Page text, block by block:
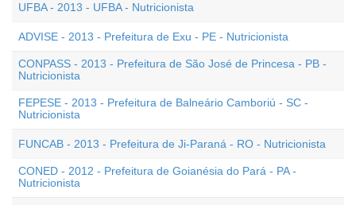
UFBA - 2013 - UFBA - Nutricionista
ADVISE - 2013 - Prefeitura de Exu - PE - Nutricionista
CONPASS - 2013 - Prefeitura de São José de Princesa - PB -
Nutricionista
FEPESE - 2013 - Prefeitura de Balneário Camboriú - SC -
Nutricionista
FUNCAB - 2013 - Prefeitura de Ji-Paraná - RO - Nutricionista
CONED - 2012 - Prefeitura de Goianésia do Pará - PA -
Nutricionista